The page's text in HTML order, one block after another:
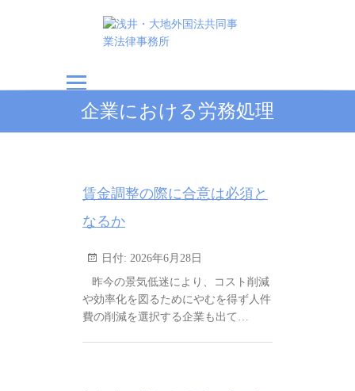
浅井・大地外国法共
同事業法律事務所
企業における労務処理
賃金調整の際に合意は必須と
なるか
日付: 2026年6月28日
昨今の景気低迷により、コスト削減
や効率化を図るためにやむを得ず人件
費の削減を選択する企業も出て…